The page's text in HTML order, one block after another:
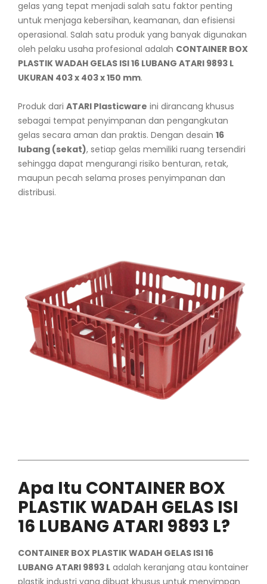
gelas yang tepat menjadi salah satu faktor penting
untuk menjaga kebersihan, keamanan, dan efisiensi
operasional. Salah satu produk yang banyak digunakan
oleh pelaku usaha profesional adalah CONTAINER BOX
PLASTIK WADAH GELAS ISI 16 LUBANG ATARI 9893 L
UKURAN 403 x 403 x 150 mm.
Produk dari ATARI Plasticware ini dirancang khusus
sebagai tempat penyimpanan dan pengangkutan
gelas secara aman dan praktis. Dengan desain 16
lubang (sekat), setiap gelas memiliki ruang tersendiri
sehingga dapat mengurangi risiko benturan, retak,
maupun pecah selama proses penyimpanan dan
distribusi.
Apa Itu CONTAINER BOX
PLASTIK WADAH GELAS ISI
16 LUBANG ATARI 9893 L?
CONTAINER BOX PLASTIK WADAH GELAS ISI 16
LUBANG ATARI 9893 L adalah keranjang atau kontainer
plastik industri yang dibuat khusus untuk menyimpan